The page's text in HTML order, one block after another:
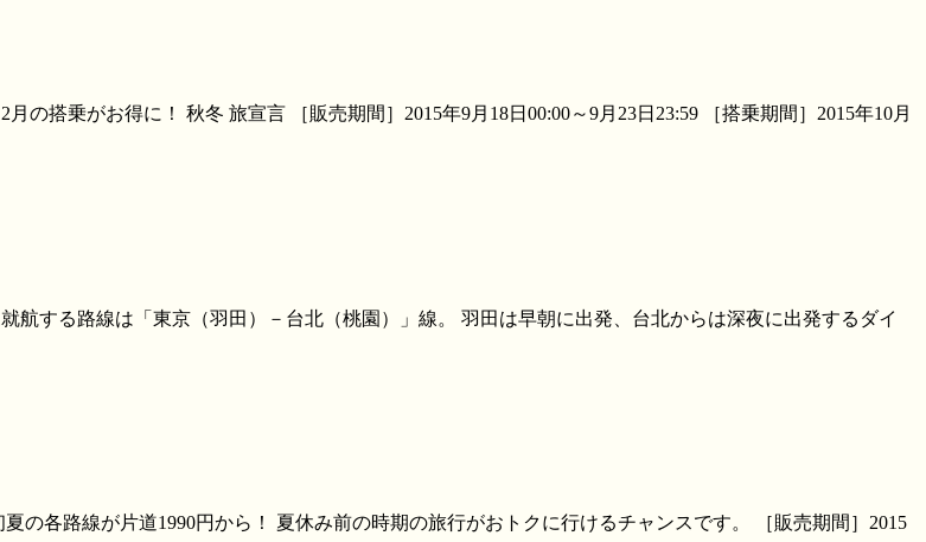
の搭乗がお得に！ 秋冬 旅宣言 ［販売期間］2015年9月18日00:00～9月23日23:59 ［搭乗期間］2015年10月
航する路線は「東京（羽田）－台北（桃園）」線。 羽田は早朝に出発、台北からは深夜に出発するダイ
の各路線が片道1990円から！ 夏休み前の時期の旅行がおトクに行けるチャンスです。 ［販売期間］2015